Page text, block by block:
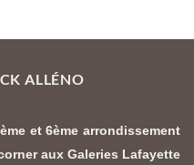
ALLÉNO
et 6ème arrondissement
aux Galeries Lafayette